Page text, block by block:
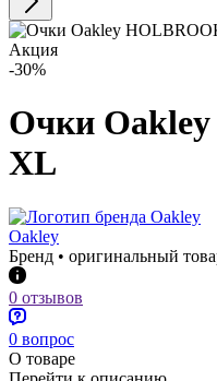
Акция
-30%
Очки
XL
Oakley
Бренд • оригинальный
0 отзывов
0 вопрос
О товаре